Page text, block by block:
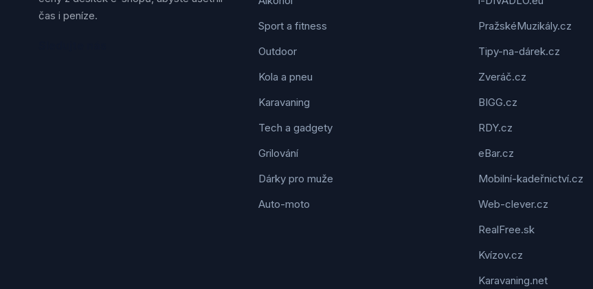
čas i peníze.
Sport a fitness
Outdoor
Kola a pneu
Karavaning
Tech a gadgety
Grilování
Dárky pro muže
Auto-moto
PražskéMuzikály.cz
Tipy-na-dárek.cz
Zveráč.cz
BIGG.cz
RDY.cz
eBar.cz
Mobilní-kadeřnictví.cz
Web-clever.cz
RealFree.sk
Kvízov.cz
Karavaning.net